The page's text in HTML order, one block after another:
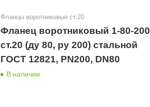
Фланцы воротниковые ст.20
Фланец воротниковый 1-80-200
ст.20 (ду 80, ру 200) стальной
ГОСТ 12821, PN200, DN80
В наличии